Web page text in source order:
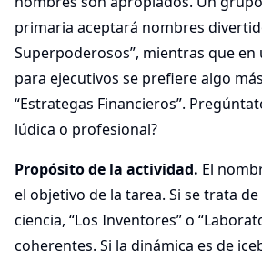
primaria aceptará nombres
Superpoderosos”, mientras que
para ejecutivos se prefiere algo
“Estrategas Financieros”.
lúdica o profesional?
Propósito de la actividad. El
el objetivo de la tarea. Si se trata
ciencia, “Los Inventores” o
coherentes. Si la dinámica es de